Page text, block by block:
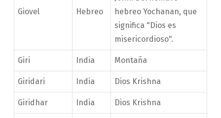
Giovel Hebreo
hebreo Yochanan, que
significa "Dios es
misericordioso".
Giri India Montaña
Giridari India Dios Krishna
Giridhar India Dios Krishna